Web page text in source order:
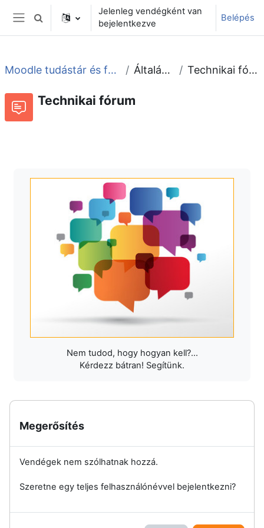
Tovább a fő tartalomhoz
Oldalpanel
Keresési bemeneti adatok váltása
Jelenleg vendégként van
bejelentkezve
Belépés
Moodle tudástár és fórum Általános Technikai fórum
Technikai fórum
Nem tudod, hogy hogyan kell?...
Kérdezz bátran! Segítünk.
Megerősítés
Vendégek nem szólhatnak hozzá.
Szeretne egy teljes felhasználónévvel bejelentkezni?